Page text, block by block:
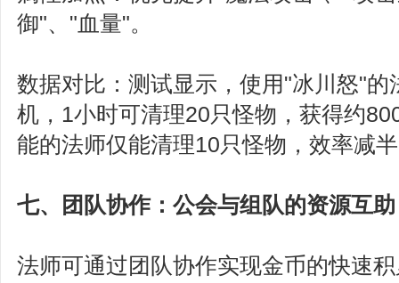
御"、"血量"。
数据对比：测试显示，使用"冰川怒"的
机，1小时可清理20只怪物，获得约
能的法师仅能清理10只怪物，效率减
七、团队协作：公会与组队的资源互助
法师可通过团队协作实现金币的快速